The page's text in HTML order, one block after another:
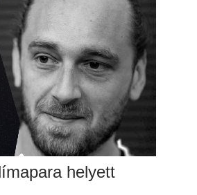
helyett